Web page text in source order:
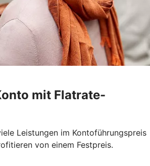
mit Flatrate-
Leistungen im Kontoführungspreis
von einem Festpreis.